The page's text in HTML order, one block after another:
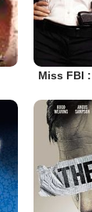
Miss FBI